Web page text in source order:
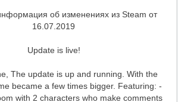
об изменениях из Steam от
16.07.2019
Update is live!
The update is up and running. With the
became a few times bigger. Featuring: -
with 2 characters who make comments